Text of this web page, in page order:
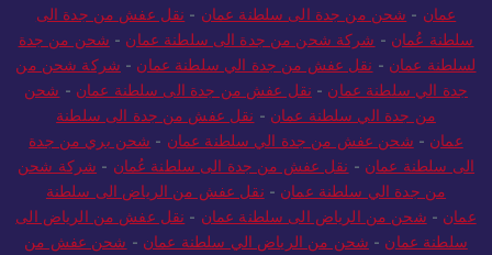
عمان - شحن من جدة الى سلطنة عمان - نقل عفش من جدة الى
سلطنة عُمان - شركة شحن من جدة الى سلطنة عمان - شحن من جدة
لسلطنة عمان - نقل عفش من جدة الي سلطنة عمان - شركة شحن من
جدة الي سلطنة عمان - نقل عفش من جدة الى سلطنة عمان - شحن
من جدة الي سلطنة عمان - نقل عفش من جدة الى سلطنة
عمان - شحن عفش من جدة الي سلطنة عمان - شحن بري من جدة
الى سلطنة عمان - نقل عفش من جدة الى سلطنة عُمان - شركة شحن
من جدة الي سلطنة عمان - نقل عفش من الرياض الى سلطنة
عمان - شحن من الرياض الى سلطنة عمان - نقل عفش من الرياض الى
سلطنة عمان - شحن من الرياض الي سلطنة عمان - شحن عفش من